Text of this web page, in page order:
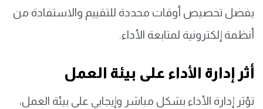
يفضل تخصيص أوقات محددة للتقييم والاستفادة من
أنظمة إلكترونية لمتابعة الأداء.
أثر إدارة الأداء على بيئة العمل
تؤثر إدارة الأداء بشكل مباشر وإيجابي على بيئة العمل،